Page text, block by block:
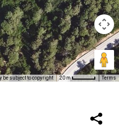
be subject to copyright 20 m Terms